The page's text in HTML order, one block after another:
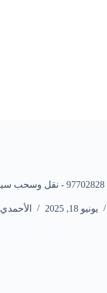
يونيو 18, 2025 الأحمدي